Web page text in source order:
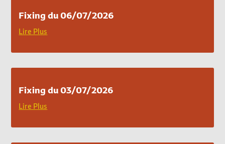
Fixing du 06/07/2026
Lire Plus
Fixing du 03/07/2026
Lire Plus